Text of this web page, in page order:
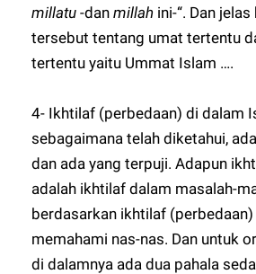
millatu -danmillah ini-“. Dan
tersebut tentang umat tertentu
tertentu yaitu Ummat Islam ….
4- Ikhtilaf (perbedaan) di dalam
sebagaimana telah diketahui,
dan ada yang terpuji. Adapun
adalah ikhtilaf dalam masalah-
berdasarkan ikhtilaf
memahami nas-nas. Dan untuk
di dalamnya ada dua pahala